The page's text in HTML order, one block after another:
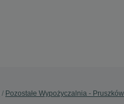
Pozostałe Wypożyczalnia - Pruszków